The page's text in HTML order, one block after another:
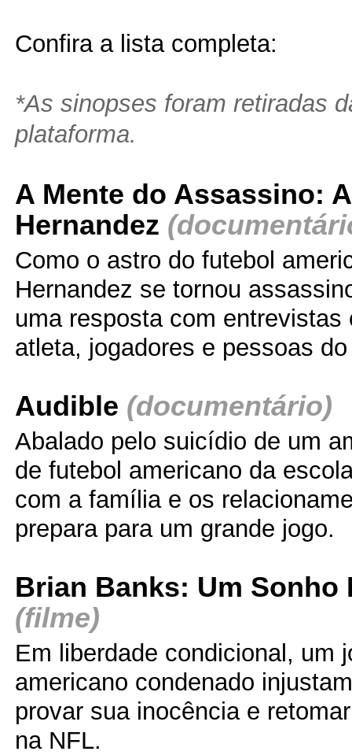
Confira a lista completa:
*As sinopses foram retiradas
plataforma.
A Mente do Assassino:
Hernandez
Como o astro do futebol
Hernandez se tornou
uma resposta com entrevistas
atleta, jogadores e pessoas
Audible (documentário)
Abalado pelo suicídio de um
de futebol americano da
com a família e os
prepara para um grande jogo.
Brian Banks: Um Sonho
(filme)
Em liberdade condicional, um
americano condenado
provar sua inocência e
na NFL.